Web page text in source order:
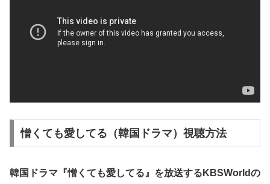
憎くても愛してる（韓国ドラマ）視聴方法
韓国ドラマ『憎くても愛してる』を放送するKBSWorldの